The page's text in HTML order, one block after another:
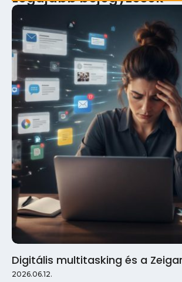
Digitális multitasking és a
2026.06.12.